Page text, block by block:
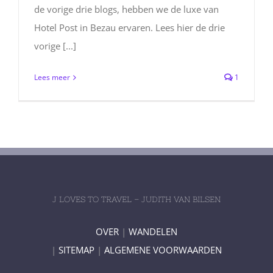
de vorige drie blogs, hebben we de luxe van
Hotel Post in Bezau ervaren. Lees hier de drie
vorige [...]
Lees meer 1
J LOVES TO TRAVEL – JUDITH VAN BILSEN
OVER | WANDELEN
| SITEMAP | ALGEMENE VOORWAARDEN